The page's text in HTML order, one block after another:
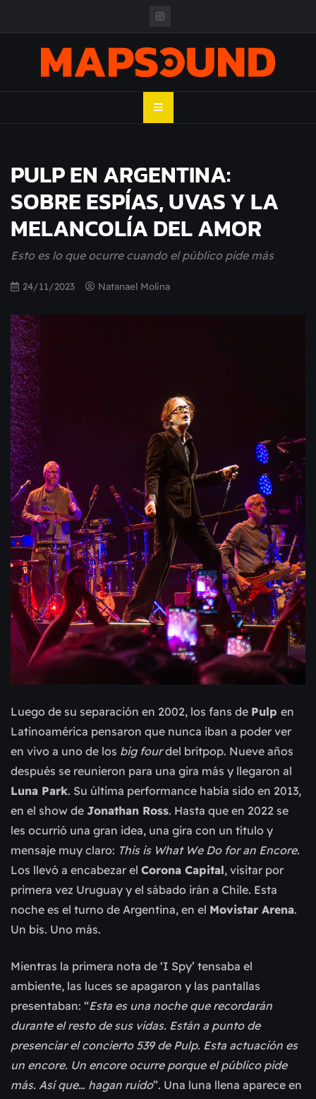
MAPSOUND
PULP EN ARGENTINA:
SOBRE ESPÍAS, UVAS Y LA
MELANCOLÍA DEL AMOR
Esto es lo que ocurre cuando el público pide más
24/11/2023 Natanael Molina
Luego de su separación en 2002, los fans de Pulp en
Latinoamérica pensaron que nunca iban a poder ver
en vivo a uno de los big fourdel britpop. Nueve años
después se reunieron para una gira más y llegaron al
Luna Park. Su última performance había sido en 2013,
en el show de Jonathan Ross. Hasta que en 2022 se
les ocurrió una gran idea, una gira con un título y
mensaje muy claro: This is What We Do for an Encore.
Los llevó a encabezar el Corona Capital, visitar por
primera vez Uruguay y el sábado irán a Chile. Esta
noche es el turno de Argentina, en el Movistar Arena.
Un bis. Uno más.
Mientras la primera nota de ‘I Spy’ tensaba el
ambiente, las luces se apagaron y las pantallas
presentaban: “Esta es una noche que recordarán
durante el resto de sus vidas. Están a punto de
presenciar el concierto 539 de Pulp. Esta actuación es
un encore. Un encore ocurre porque el público pide
más. Así que… hagan ruido”. Una luna llena aparece en